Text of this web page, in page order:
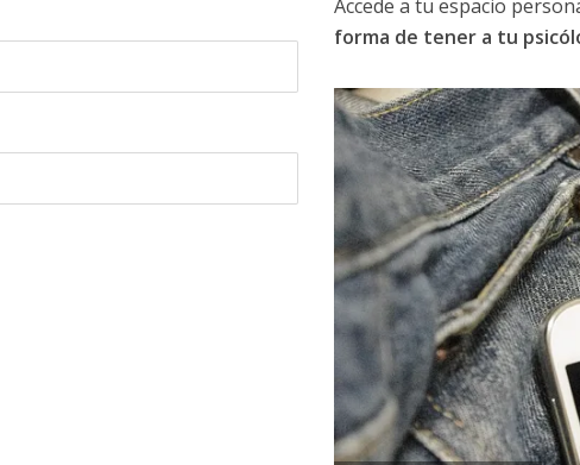
Accede a tu espacio
forma de tener a tu